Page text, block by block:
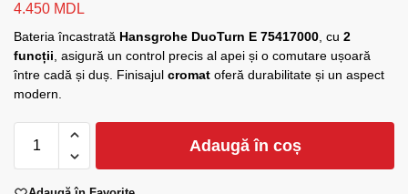
4.450 MDL
Bateria încastrată Hansgrohe DuoTurn E 75417000, cu 2
funcții, asigură un control precis al apei și o comutare ușoară
între cadă și duș. Finisajul cromat oferă durabilitate și un aspect
modern.
Adaugă în coș